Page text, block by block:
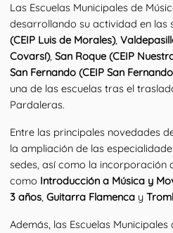
Las Escuelas Municipales de
desarrollando su actividad en las
(CEIP Luis de Morales),
Covarsí), San Roque (CEIP
San Fernando (CEIP San
una de las escuelas tras el
Pardaleras.
Entre las principales novedades
la ampliación de las
sedes, así como la incorporación
como Introducción a Música y
3 años, Guitarra Flamenca y
Además, las Escuelas